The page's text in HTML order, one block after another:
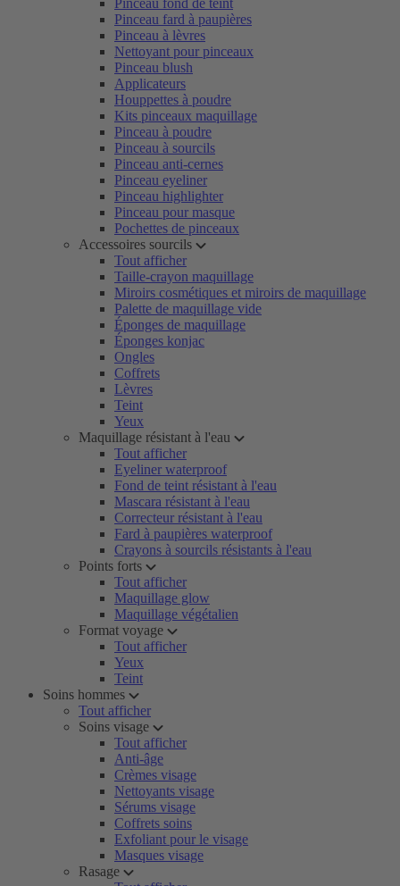
Pinceau fond de teint
Pinceau fard à paupières
Pinceau à lèvres
Nettoyant pour pinceaux
Pinceau blush
Applicateurs
Houppettes à poudre
Kits pinceaux maquillage
Pinceau à poudre
Pinceau à sourcils
Pinceau anti-cernes
Pinceau eyeliner
Pinceau highlighter
Pinceau pour masque
Pochettes de pinceaux
Accessoires sourcils
Tout afficher
Taille-crayon maquillage
Miroirs cosmétiques et miroirs de maquillage
Palette de maquillage vide
Éponges de maquillage
Éponges konjac
Ongles
Coffrets
Lèvres
Teint
Yeux
Maquillage résistant à l'eau
Tout afficher
Eyeliner waterproof
Fond de teint résistant à l'eau
Mascara résistant à l'eau
Correcteur résistant à l'eau
Fard à paupières waterproof
Crayons à sourcils résistants à l'eau
Points forts
Tout afficher
Maquillage glow
Maquillage végétalien
Format voyage
Tout afficher
Yeux
Teint
Soins hommes
Tout afficher
Soins visage
Tout afficher
Anti-âge
Crèmes visage
Nettoyants visage
Sérums visage
Coffrets soins
Exfoliant pour le visage
Masques visage
Rasage